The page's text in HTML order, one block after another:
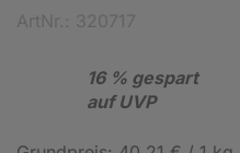
16 % gespart
auf UVP